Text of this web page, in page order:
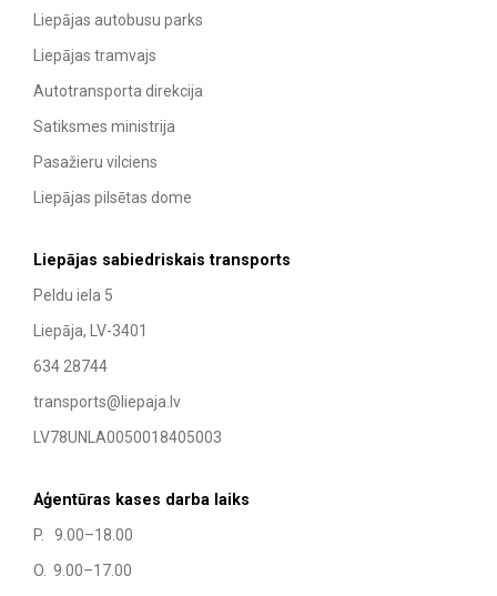
Liepājas autobusu parks
Liepājas tramvajs
Autotransporta direkcija
Satiksmes ministrija
Pasažieru vilciens
Liepājas pilsētas dome
Liepājas sabiedriskais transports
Peldu iela 5
Liepāja, LV-3401
634 28744
transports@liepaja.lv
LV78UNLA0050018405003
Aģentūras kases darba laiks
P. 9.00–18.00
O. 9.00–17.00